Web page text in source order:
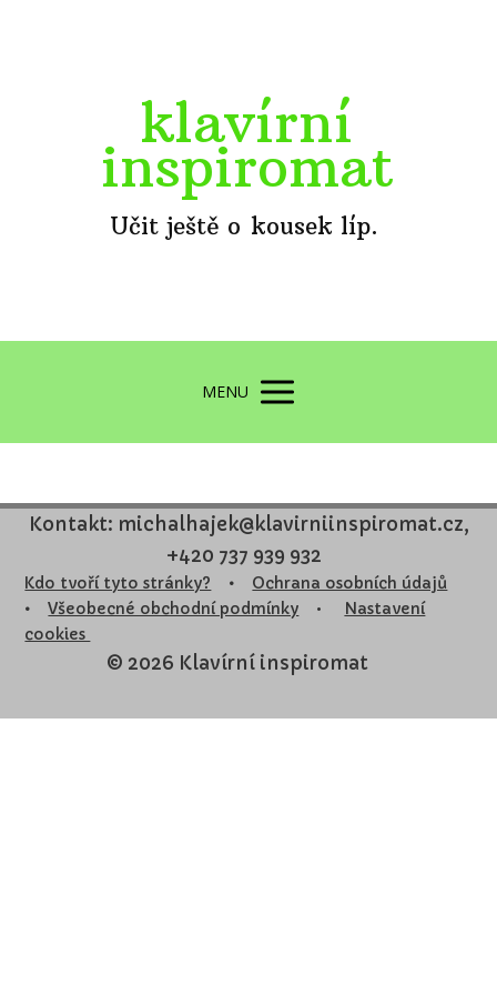
klavírní
inspiromat
Učit ještě o kousek líp.
MENU
Kontakt: michalhajek@klavirniinspiromat.cz,
+420 737 939 932
Kdo tvoří tyto stránky? •
Ochrana osobních údajů
•
Všeobecné obchodní podmínky • Nastavení
cookies
© 2026 Klavírní inspiromat